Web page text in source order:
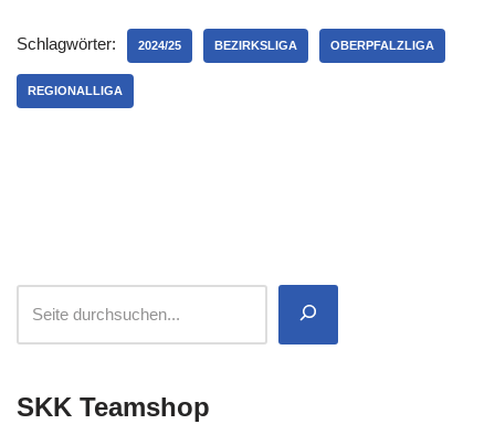
Schlagwörter: 2024/25 BEZIRKSLIGA OBERPFALZLIGA
REGIONALLIGA
SKK Teamshop